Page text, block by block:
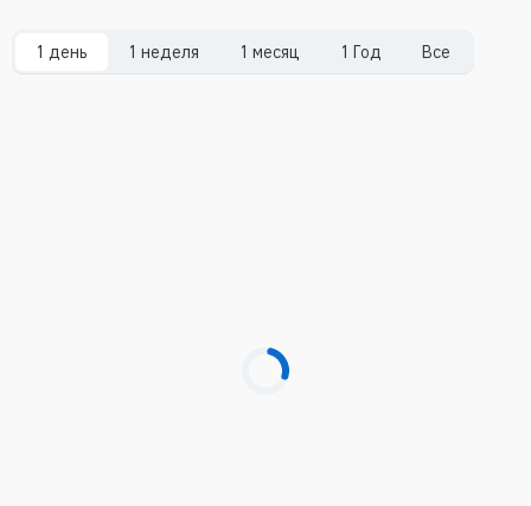
1 день 1 неделя 1 месяц 1 Год Все